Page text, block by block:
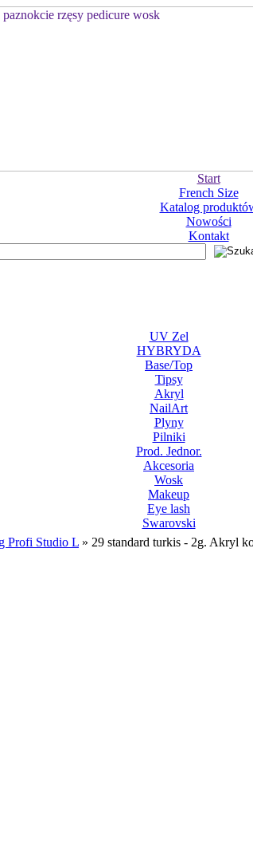
Start
French Size
Katalog
Nowości
Kontakt
UV Zel
HYBRYDA
Base/Top
Tipsy
Akryl
NailArt
Plyny
Pilniki
Prod. Jednor.
Akcesoria
Wosk
Makeup
Eye lash
Swarovski
Profi Studio L » 29 standard turkis - 2g. Akryl